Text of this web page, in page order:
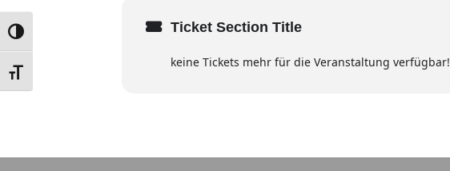
UMSCHALTEN AUF HOHE KONTRASTE
SCHRIFT VERGRÖSSERN
Ticket Section Title
keine Tickets mehr für die Veranstaltung verfügbar!